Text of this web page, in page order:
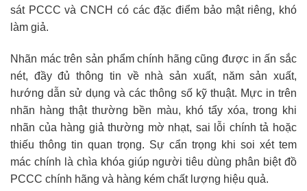
sát PCCC và CNCH có các đặc điểm bảo mật riêng, khó
làm giả.
Nhãn mác trên sản phẩm chính hãng cũng được in ấn sắc
nét, đầy đủ thông tin về nhà sản xuất, năm sản xuất,
hướng dẫn sử dụng và các thông số kỹ thuật. Mực in trên
nhãn hàng thật thường bền màu, khó tẩy xóa, trong khi
nhãn của hàng giả thường mờ nhạt, sai lỗi chính tả hoặc
thiếu thông tin quan trọng. Sự cẩn trọng khi soi xét tem
mác chính là chìa khóa giúp người tiêu dùng phân biệt đồ
PCCC chính hãng và hàng kém chất lượng hiệu quả.